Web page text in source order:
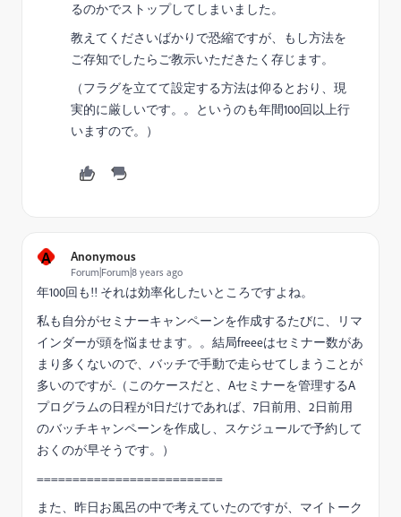
るのかでストップしてしまいました。
教えてくださいばかりで恐縮ですが、もし方法を
ご存知でしたらご教示いただきたく存じます。
（フラグを立てて設定する方法は仰るとおり、現
実的に厳しいです。。というのも年間100回以上行
いますので。）
A Anonymous
Forum|Forum|8 years ago
年100回も!! それは効率化したいところですよね。
私も自分がセミナーキャンペーンを作成するたびに、リマ
インダーが頭を悩ませます。。結局freeeはセミナー数があ
まり多くないので、バッチで手動で走らせてしまうことが
多いのですが..（このケースだと、Aセミナーを管理するA
プログラムの日程が1日だけであれば、7日前用、2日前用
のバッチキャンペーンを作成し、スケジュールで予約して
おくのが早そうです。）
==========================
また、昨日お風呂の中で考えていたのですが、マイトーク